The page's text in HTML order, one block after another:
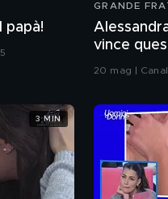
papà!
GRANDE
vince
Grande
20 mag |
3 MIN